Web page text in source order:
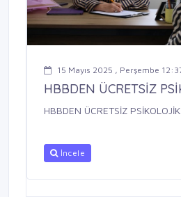
15 Mayıs 2025 , Perşembe
HBBDEN ÜCRETSİZ
HBBDEN ÜCRETSİZ
İncele